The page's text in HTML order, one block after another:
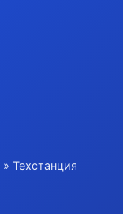
» Техстанция